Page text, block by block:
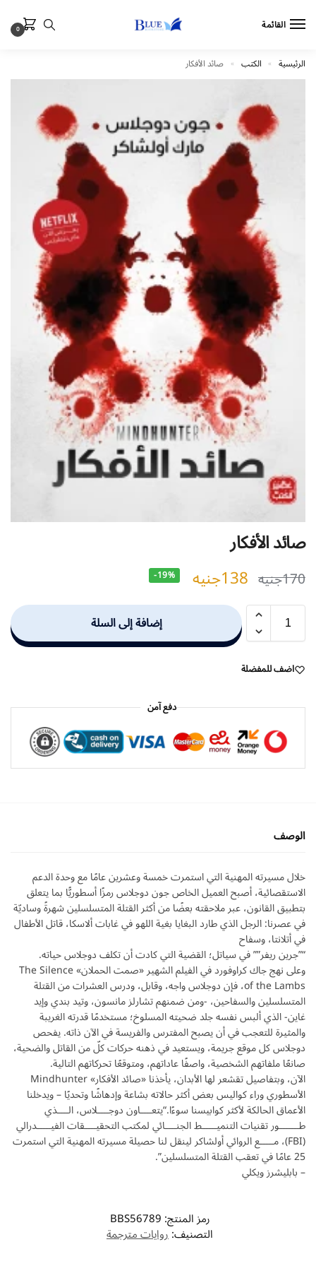
القائمة 0
الرئيسية » الكتب » صائد الأفكار
صائد الأفكار
170جنيه 138جنيه -19%
إضافة إلى السلة
اضف للمفضلة
دفع آمن
الوصف
خلال مسيرته المهنية التي استمرت خمسة وعشرين عامًا مع وحدة الدعم
الاستقصائية، أصبح العميل الخاص جون دوجلاس رمزًا أسطوريًّا بما يتعلق
بتطبيق القانون، عبر ملاحقته بعضًا من أكثر القتلة المتسلسلين شهرةً وساديّة
في عصرنا: الرجل الذي طارد البغايا بغية اللهو في غابات ألاسكا، قاتل الأطفال
في أتلانتا، وسفاح
“”جرين ريفر”” في سياتل؛ القضية التي كادت أن تكلف دوجلاس حياته.
وعلى نهج جاك كراوفورد في الفيلم الشهير «صمت الحملان» The Silence
of the Lambs، فإن دوجلاس واجه، وقابل، ودرس العشرات من القتلة
المتسلسلين والسفاحين، -ومن ضمنهم تشارلز مانسون، وتيد بندي وإيد
غاين- الذي ألبس نفسه جلد ضحيته المسلوخ؛ مستخدمًا قدرته الغريبة
والمثيرة للتعجب في أن يصبح المفترس والفريسة في الآن ذاته. يفحص
دوجلاس كل موقع جريمة، ويستعيد في ذهنه حركات كلّ من القاتل والضحية،
صانعًا ملفاتهم الشخصية، واصفًا عاداتهم، ومتوقعًا تحركاتهم التالية.
الآن، وبتفاصيل تقشعر لها الأبدان، يأخذنا «صائد الأفكار» Mindhunter
الأسطوري وراء كواليس بعض أكثر حالاته بشاعة وإدهاشًا وتحديًا – ويدخلنا
الأعماق الحالكة لأكثر كوابيسنا سوءًا.“يتعــــاون دوجــــلاس، الــــذي
طـــــــور تقنيات التنميـــــط الجنــــائي لمكتب التحقيــــقات الفيـــــدرالي
(FBI)، مـــــع الروائي أولشاكر لينقل لنا حصيلة مسيرته المهنية التي استمرت
25 عامًا في تعقب القتلة المتسلسلين”.
– بابليشرز ويكلي
رمز المنتج:BBS56789
التصنيف:روايات مترجمة